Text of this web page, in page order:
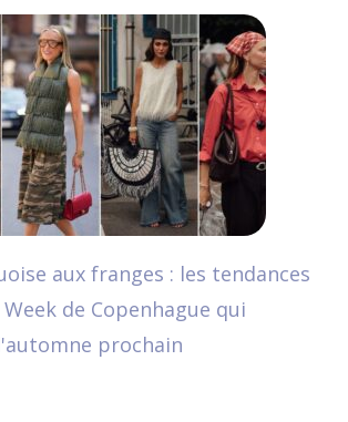
aux franges : les tendances
de Copenhague qui
prochain